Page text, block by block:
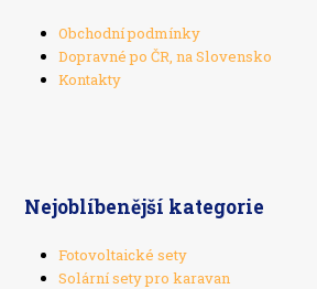
Obchodní podmínky
Dopravné po ČR, na Slovensko
Kontakty
Nejoblíbenější kategorie
Fotovoltaické sety
Solární sety pro karavan